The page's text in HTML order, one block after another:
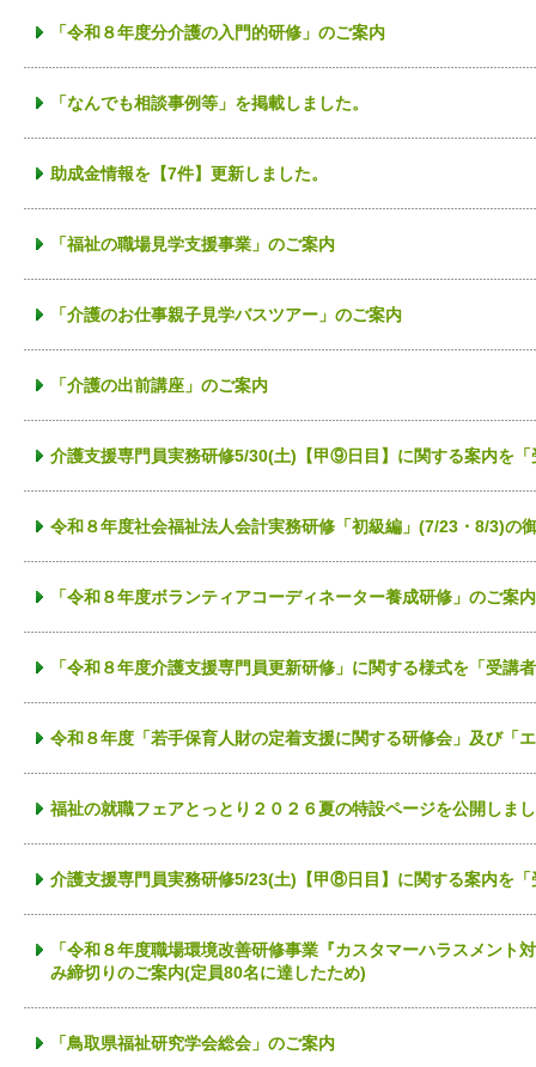
「令和８年度分介護の入門的研修」のご案内
「なんでも相談事例等」を掲載しました。
助成金情報を【7件】更新しました。
「福祉の職場見学支援事業」のご案内
「介護のお仕事親子見学バスツアー」のご案内
「介護の出前講座」のご案内
介護支援専門員実務研修5/30(土)【甲⑨日目】に関する案内を
令和８年度社会福祉法人会計実務研修「初級編」(7/23・8/3)の
「令和８年度ボランティアコーディネーター養成研修」のご案内
「令和８年度介護支援専門員更新研修」に関する様式を「受講
令和８年度「若手保育人財の定着支援に関する研修会」及び「
福祉の就職フェアとっとり２０２６夏の特設ページを公開しま
介護支援専門員実務研修5/23(土)【甲⑧日目】に関する案内を
「令和８年度職場環境改善研修事業『カスタマーハラスメント
み締切りのご案内(定員80名に達したため)
「鳥取県福祉研究学会総会」のご案内